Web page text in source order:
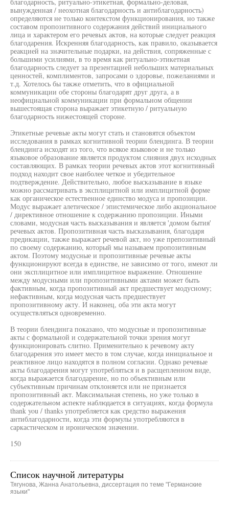
вынужденная / неохотная благодарность и антиблагодарность)
определяются не только контекстом функционирования, но также
составом пропозитивного содержания действий инициального
лица и характером его речевых актов, на которые следует реакция
благодарения. Искренняя благодарность, как правило, оказывается
реакцией на значительные подарки, на действия, сопряженные с
большими усилиями, в то время как ритуально-этикетная
благодарность следует за презентацией небольших материальных
ценностей, комплиментов, запросами о здоровье, пожеланиями и
т.д. Хотелось бы также отметить, что в официальной
коммуникации обе стороны благодарят друг друга, а в
неофициальной коммуникации при формальном общении
вышестоящая сторона выражает этикетную / ритуальную
благодарность нижестоящей стороне.
Этикетные речевые акты могут стать и становятся объектом
исследования в рамках когнитивной теории блендинга. В теории
блендинга исходят из того, что всякое языковое и не только
языковое образование является продуктом слияния двух исходных
составляющих. В рамках теории речевых актов этот когнитивный
подход находит свое наиболее четкое и убедительное
подтверждение. Действительно, любое высказывание в языке
можно рассматривать в эксплицитной или имплицитной форме
как органическое естественное единство модуса и пропозиции.
Модус выражает алетическое / эпистемическое либо акциональное
/ директивное отношение к содержанию пропозиции. Иными
словами, модусная часть высказывания и является 'домом бытия'
речевых актов. Пропозитивная часть высказывания, благодаря
предикации, также выражает речевой акт, но уже препозитивный
по своему содержанию, который мы называем пропозитивным
актом. Поэтому модусные и пропозитивные речевые акты
функционируют всегда в единстве, не зависимо от того, имеют ли
они эксплицитное или имплицитное выражение. Отношение
между модусными или пропозитивными актами может быть
фактивным, когда пропозитивный акт предшествует модусному;
нефактивным, когда модусная часть предшествует
пропозитивному акту. И наконец, оба эти акта могут
осуществляться одновременно.
В теории блендинга показано, что модусные и пропозитивные
акты с формальной и содержательной точки зрения могут
функционировать слитно. Применительно к речевому акту
благодарения это имеет место в том случае, когда инициальное и
реактивное лицо находятся в полном согласии. Однако речевые
акты благодарения могут употребляться и в расщепленном виде,
когда выражается благодарение, но по объективным или
субъективным причинам отклоняется или не признается
пропозитивный акт. Максимальная степень, но уже только в
содержательном аспекте наблюдается в ситуациях, когда формула
thank you / thanks употребляется как средство выражения
антиблагодарности, когда эти формулы употребляются в
саркастическом и ироническом значении.
150
Список научной литературы
Тягунова, Жанна Анатольевна, диссертация по теме "Германские
языки"